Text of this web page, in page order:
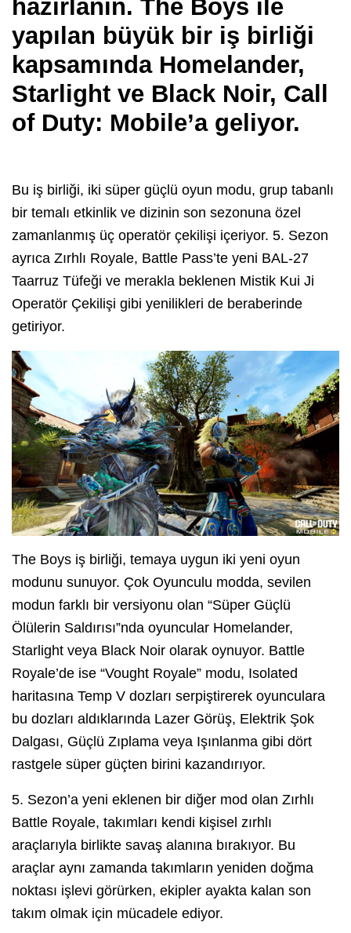
hazırlanın. The Boys ile
yapılan büyük bir iş birliği
kapsamında Homelander,
Starlight ve Black Noir, Call
of Duty: Mobile’a geliyor.
Bu iş birliği, iki süper güçlü oyun modu, grup tabanlı
bir temalı etkinlik ve dizinin son sezonuna özel
zamanlanmış üç operatör çekilişi içeriyor. 5. Sezon
ayrıca Zırhlı Royale, Battle Pass’te yeni BAL-27
Taarruz Tüfeği ve merakla beklenen Mistik Kui Ji
Operatör Çekilişi gibi yenilikleri de beraberinde
getiriyor.
The Boys iş birliği, temaya uygun iki yeni oyun
modunu sunuyor. Çok Oyunculu modda, sevilen
modun farklı bir versiyonu olan “Süper Güçlü
Ölülerin Saldırısı”nda oyuncular Homelander,
Starlight veya Black Noir olarak oynuyor. Battle
Royale’de ise “Vought Royale” modu, Isolated
haritasına Temp V dozları serpiştirerek oyunculara
bu dozları aldıklarında Lazer Görüş, Elektrik Şok
Dalgası, Güçlü Zıplama veya Işınlanma gibi dört
rastgele süper güçten birini kazandırıyor.
5. Sezon’a yeni eklenen bir diğer mod olan Zırhlı
Battle Royale, takımları kendi kişisel zırhlı
araçlarıyla birlikte savaş alanına bırakıyor. Bu
araçlar aynı zamanda takımların yeniden doğma
noktası işlevi görürken, ekipler ayakta kalan son
takım olmak için mücadele ediyor.